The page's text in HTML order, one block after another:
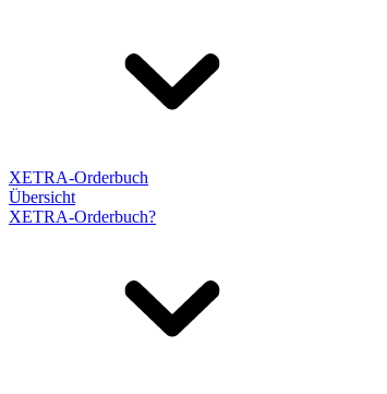
XETRA-Orderbuch
Übersicht
XETRA-Orderbuch?